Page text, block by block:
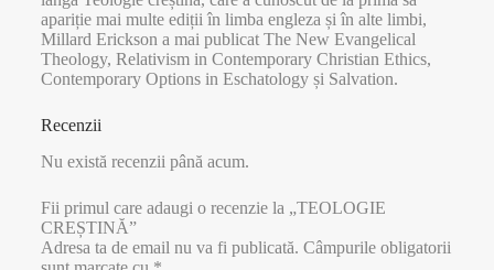
apariție mai multe ediții în limba engleza și în alte limbi,
Millard Erickson a mai publicat The New Evangelical
Theology, Relativism in Contemporary Christian Ethics,
Contemporary Options in Eschatology și Salvation.
Recenzii
Nu există recenzii până acum.
Fii primul care adaugi o recenzie la „TEOLOGIE
CREȘTINĂ”
Adresa ta de email nu va fi publicată. Câmpurile obligatorii